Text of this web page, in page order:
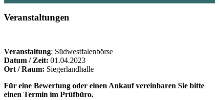
Veranstaltungen
Veranstaltung: Südwestfalenbörse
Datum / Zeit: 01.04.2023
Ort / Raum: Siegerlandhalle
Für eine Bewertung oder einen Ankauf vereinbaren Sie bitte
einen Termin im Prüfbüro.